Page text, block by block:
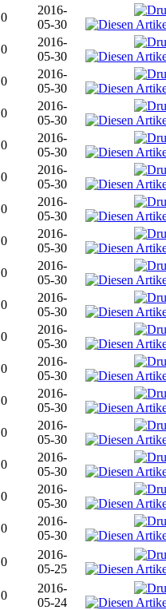
0
2016-
05-30
0
2016-
05-30
0
2016-
05-30
0
2016-
05-30
0
2016-
05-30
0
2016-
05-30
0
2016-
05-30
0
2016-
05-30
0
2016-
05-30
0
2016-
05-30
0
2016-
05-30
0
2016-
05-30
0
2016-
05-30
0
2016-
05-30
0
2016-
05-30
0
2016-
05-30
0
2016-
05-30
0
2016-
05-25
0
2016-
05-24